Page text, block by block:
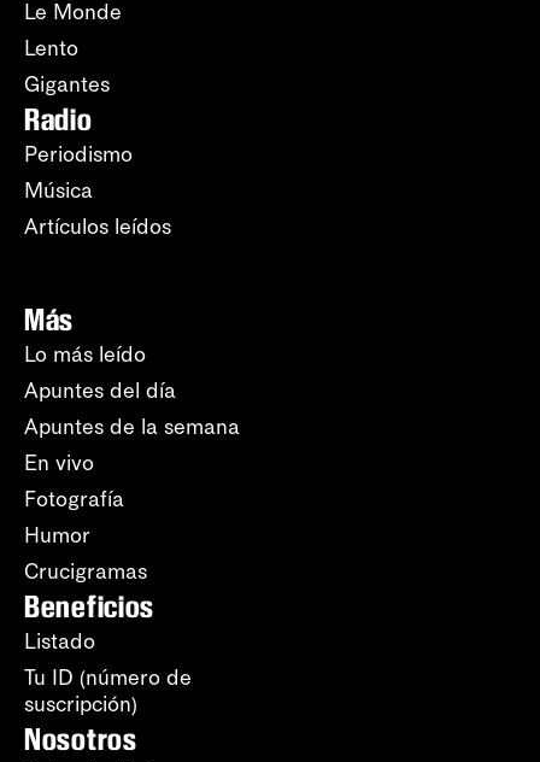
Le Monde
Lento
Gigantes
Radio
Periodismo
Música
Artículos leídos
Más
Lo más leído
Apuntes del día
Apuntes de la semana
En vivo
Fotografía
Humor
Crucigramas
Beneficios
Listado
Tu ID (número de
suscripción)
Nosotros